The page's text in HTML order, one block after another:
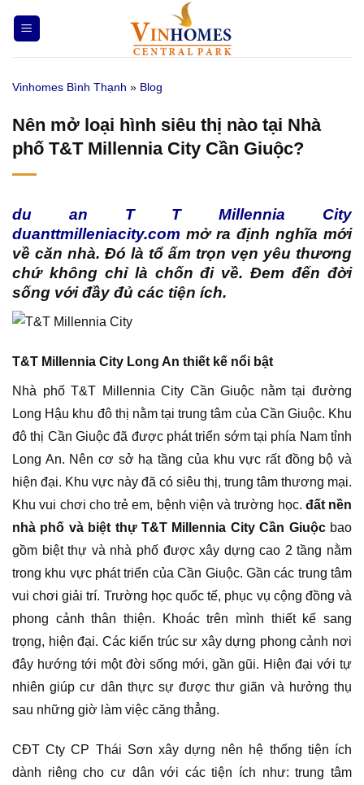
qua
nội
Vinhomes Bình Thạnh » Blog
Nên mở loại hình siêu thị nào tại Nhà
phố T&T Millennia City Cần Giuộc?
du an T T Millennia City
duanttmilleniacity.com mở ra định nghĩa mới
về căn nhà. Đó là tổ ấm trọn vẹn yêu thương
chứ không chỉ là chốn đi về. Đem đến đời
sống với đầy đủ các tiện ích.
T&T Millennia City Long An thiết kế nổi bật
Nhà phố T&T Millennia City Cần Giuộc nằm tại đường
Long Hậu khu đô thị nằm tại trung tâm của Cần Giuộc. Khu
đô thị Cần Giuộc đã được phát triển sớm tại phía Nam tỉnh
Long An. Nên cơ sở hạ tầng của khu vực rất đồng bộ và
hiện đại. Khu vực này đã có siêu thị, trung tâm thương mại.
Khu vui chơi cho trẻ em, bệnh viện và trường học. đất nền
nhà phố và biệt thự T&T Millennia City Cần Giuộcbao
gồm biệt thự và nhà phố được xây dựng cao 2 tầng nằm
trong khu vực phát triển của Cần Giuộc. Gần các trung tâm
vui chơi giải trí. Trường học quốc tế, phục vụ cộng đồng và
phong cảnh thân thiện. Khoác trên mình thiết kế sang
trọng, hiện đại. Các kiến trúc sư xây dựng phong cảnh nơi
đây hướng tới một đời sống mới, gần gũi. Hiện đại với tự
nhiên giúp cư dân thực sự được thư giãn và hưởng thụ
sau những giờ làm việc căng thẳng.
CĐT Cty CP Thái Sơn xây dựng nên hệ thống tiện ích
dành riêng cho cư dân với các tiện ích như: trung tâm